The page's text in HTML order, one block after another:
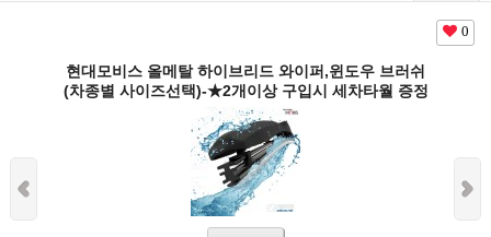
0
현대모비스 올메탈 하이브리드 와이퍼,윈도우 브러쉬
(차종별 사이즈선택)-★2개이상 구입시 세차타월 증정